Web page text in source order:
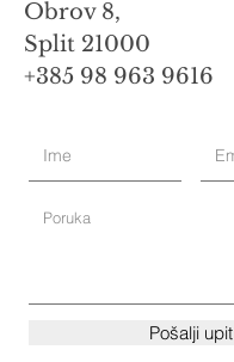
Obrov 8,
Split 21000
+385 98 963 9616
Pošalji upit